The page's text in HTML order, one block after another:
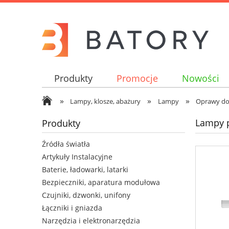
Produkty Promocje Nowości
» Lampy, klosze, abażury » Lampy » Oprawy
Produkty
Źródła światła
Artykuły Instalacyjne
Baterie, ładowarki, latarki
Bezpieczniki, aparatura modułowa
Czujniki, dzwonki, unifony
Łączniki i gniazda
Narzędzia i elektronarzędzia
Lampy